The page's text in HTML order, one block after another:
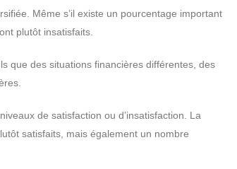
Même s’il existe un pourcentage important
plutôt insatisfaits.
que des situations financières différentes, des
de satisfaction ou d’insatisfaction. La
satisfaits, mais également un nombre